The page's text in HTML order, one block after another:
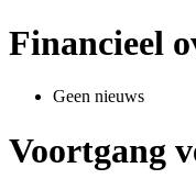
Financieel
Geen nieuws
Voortgang